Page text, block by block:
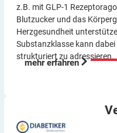
z.B. mit GLP-1
Blutzucker und das
Herzgesundheit
Substanzklasse kann
strukturiert zu adressieren.
mehr erfahren